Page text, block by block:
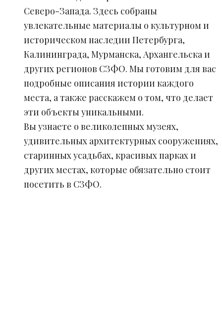
Северо-Запада. Здесь собраны
увлекательные материалы о культурном и
историческом наследии Петербурга,
Калининграда, Мурманска, Архангельска и
других регионов СЗФО. Мы готовим для вас
подробные описания истории каждого
места, а также расскажем о том, что делает
эти объекты уникальными.
Вы узнаете о великолепных музеях,
удивительных архитектурных сооружениях,
старинных усадьбах, красивых парках и
других местах, которые обязательно стоит
посетить в СЗФО.